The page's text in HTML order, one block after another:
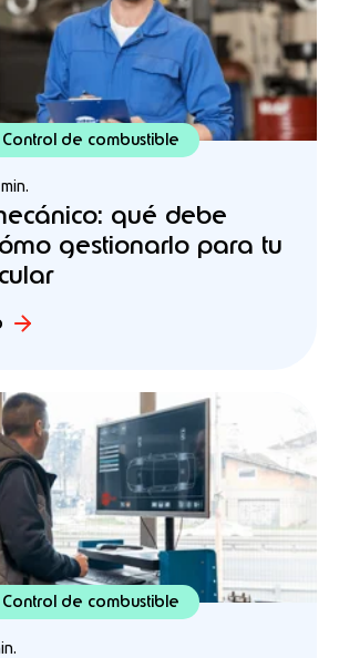
Control de combustible
qué debe
gestionarlo para tu
Control de combustible